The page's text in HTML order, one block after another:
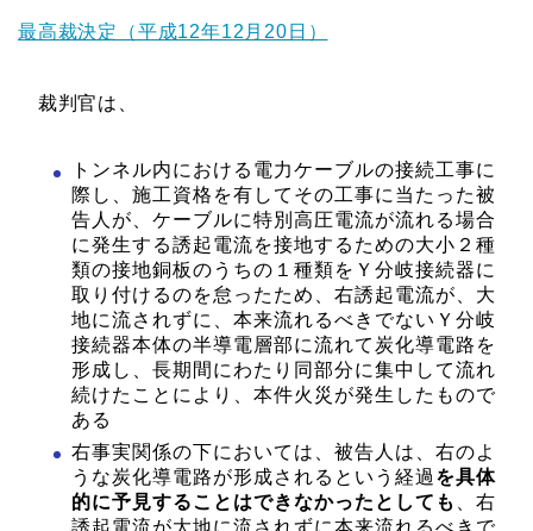
最高裁決定（平成12年12月20日）
裁判官は、
トンネル内における電力ケーブルの接続工事に
際し、施工資格を有してその工事に当たった被
告人が、ケーブルに特別高圧電流が流れる場合
に発生する誘起電流を接地するための大小２種
類の接地銅板のうちの１種類をＹ分岐接続器に
取り付けるのを怠ったため、右誘起電流が、大
地に流されずに、本来流れるべきでないＹ分岐
接続器本体の半導電層部に流れて炭化導電路を
形成し、長期間にわたり同部分に集中して流れ
続けたことにより、本件火災が発生したもので
ある
右事実関係の下においては、被告人は、右のよ
うな炭化導電路が形成されるという経過 を具体
的に予見することはできなかったとしても
、右
誘起電流が大地に流されずに本来流れるべきで